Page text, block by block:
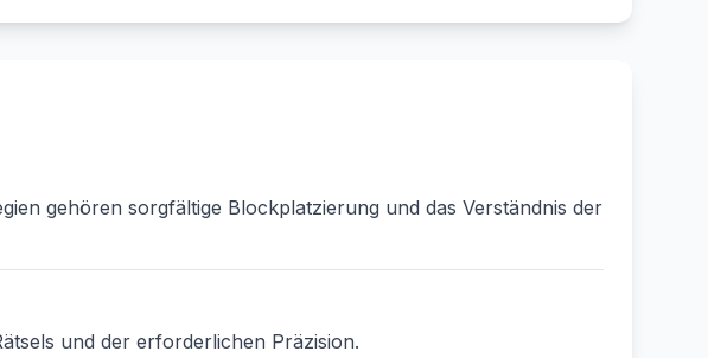
gehören sorgfältige Blockplatzierung und das Verständnis der
und der erforderlichen Präzision.